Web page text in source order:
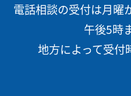
電話相談の受付は月曜
午後5時
地方によって受付